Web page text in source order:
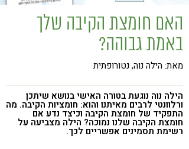
מתכוני בריאות
אירועים
שינוי תזונתי
גישות בתזונה
ניקוי רעלים
ילדים
תזונה וספורט
הפרעות קשב & ריכוז
אכילה רגשית
רגישות לגלוטן
טעים להכיר
האם חומצת הקיבה שלך
באמת גבוהה?
מאת: הילה נוה, נטורופתית
הילה נוה נוגעת בטורה האישי בנושא שיתכן
ורלוונטי לרבים מאיתנו והוא: חומציות הקיבה. מה
התפקיד של חומצת הקיבה וכיצד נדע אם
חומצת הקיבה שלנו נמוכה? הילה מצביעה על
רשימת תסמינים אפשריים לכך.